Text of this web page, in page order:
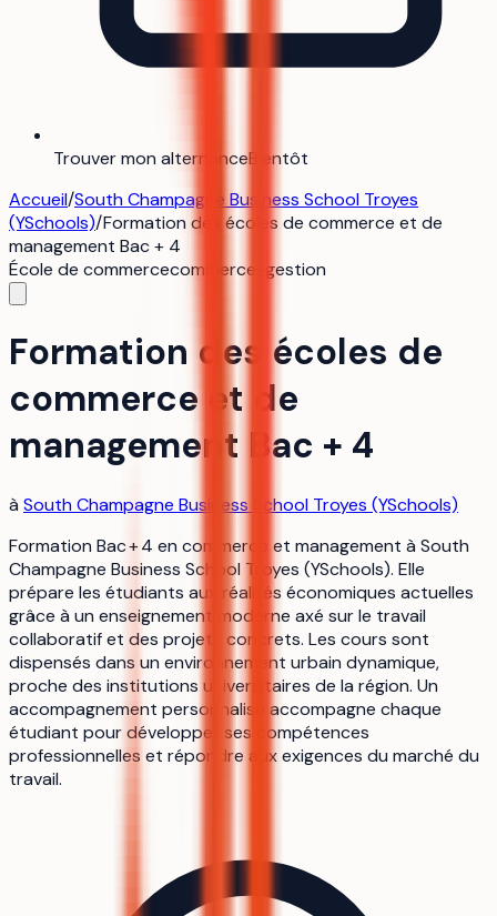
Trouver mon alternanceBientôt
Accueil/South Champagne Business School Troyes
(YSchools)/Formation des écoles de commerce et de
management Bac + 4
École de commercecommerce-gestion
Formation des écoles de
commerce et de
management Bac + 4
à South Champagne Business School Troyes (YSchools)
Formation Bac + 4 en commerce et management à South
Champagne Business School Troyes (YSchools). Elle
prépare les étudiants aux réalités économiques actuelles
grâce à un enseignement moderne axé sur le travail
collaboratif et des projets concrets. Les cours sont
dispensés dans un environnement urbain dynamique,
proche des institutions universitaires de la région. Un
accompagnement personnalisé accompagne chaque
étudiant pour développer ses compétences
professionnelles et répondre aux exigences du marché du
travail.